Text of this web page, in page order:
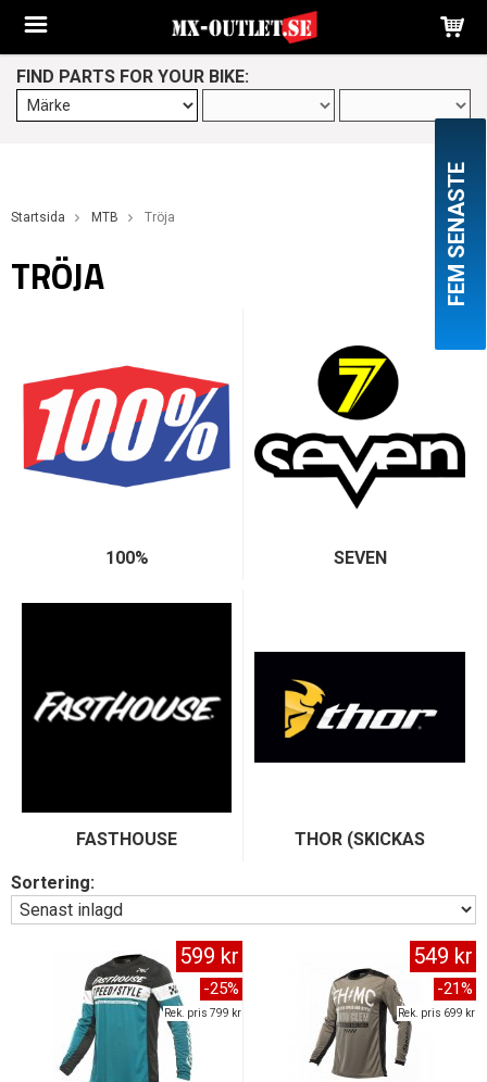
FIND PARTS FOR YOUR BIKE:
Startsida MTB Tröja
TRÖJA
100% SEVEN
FASTHOUSE
THOR (SKICKAS
Sortering:
599 kr
-25%
Rek. pris 799 kr
549 kr
-21%
Rek. pris 699 kr
FEM SENASTE